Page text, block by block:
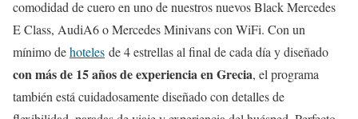
comodidad de cuero en uno de nuestros nuevos Black Mercedes
E Class, AudiA6 o Mercedes Minivans con WiFi. Con un
mínimo dehoteles de 4 estrellas al final de cada día y diseñado
con más de 15 años de experiencia en Grecia, el programa
también está cuidadosamente diseñado con detalles de